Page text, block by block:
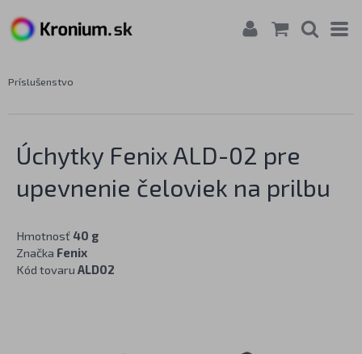
Príslušenstvo
Úchytky Fenix ALD-02 pre
upevnenie čeloviek na prilbu
Hmotnosť 40 g
Značka Fenix
Kód tovaru ALD02